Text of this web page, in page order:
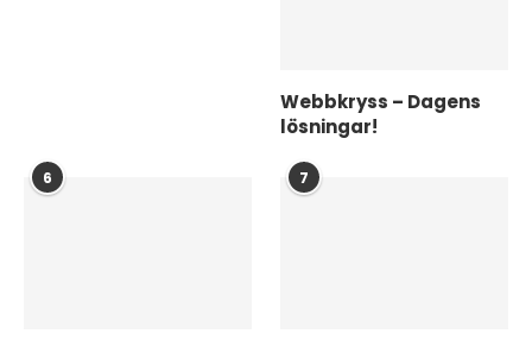
Webbkryss – Dagens
lösningar!
6 7